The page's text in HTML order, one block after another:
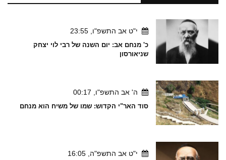
י"ט אב התשפ"ו, 23:55
כ' מנחם אב: יום השנה של רבי לוי יצחק
שניאורסון
ה' אב התשפ"ו, 00:17
סוד האר"י הקדוש: שמו של משיח הוא מנחם
י"ט אב התשפ"ה, 16:05